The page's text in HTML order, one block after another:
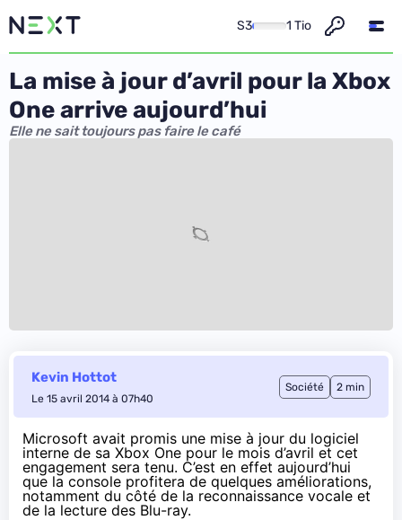
S3 1 Tio
La mise à jour d’avril pour la Xbox
One arrive aujourd’hui
Elle ne sait toujours pas faire le café
Kevin Hottot
Le 15 avril 2014 à 07h40
Société 2 min
Microsoft avait promis une mise à jour du logiciel
interne de sa Xbox One pour le mois d’avril et cet
engagement sera tenu. C’est en effet aujourd’hui
que la console profitera de quelques améliorations,
notamment du côté de la reconnaissance vocale et
de la lecture des Blu-ray.